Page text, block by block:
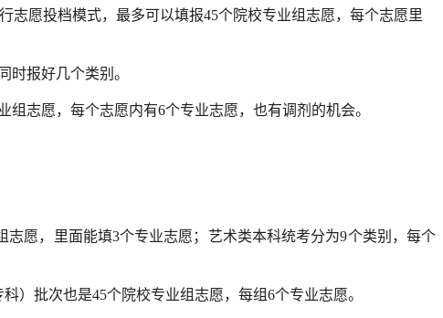
志愿投档模式，最多可以填报45个院校专业组志愿，每个志愿里
时报好几个类别。
志愿，每个志愿内有6个专业志愿，也有调剂的机会。
愿，里面能填3个专业志愿；艺术类本科统考分为9个类别，每个
）批次也是45个院校专业组志愿，每组6个专业志愿。